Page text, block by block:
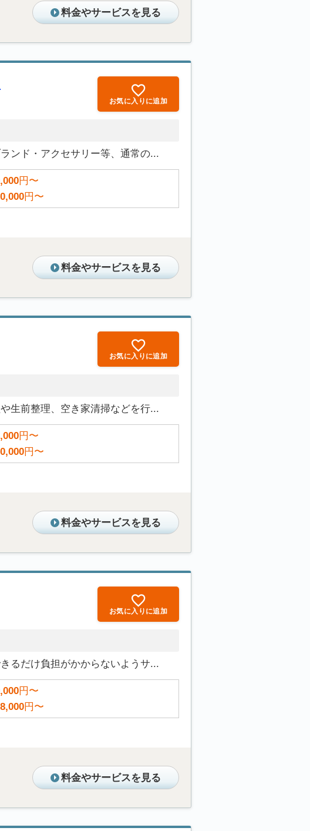
料金やサービスを見る
お気に入りに追加
ンド・アクセサリー等、通常の...
円〜
円〜
料金やサービスを見る
お気に入りに追加
生前整理、空き家清掃などを行...
円〜
円〜
料金やサービスを見る
お気に入りに追加
るだけ負担がかからないようサ...
円〜
円〜
料金やサービスを見る